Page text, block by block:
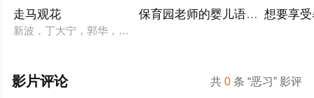
走马观花
新波，丁大宁，郭华，程一木他们毕业于同一所大学。他们和
保育园老师的婴儿语让人超兴奋
想要享
共0 条 “恶习” 影评
影片评论